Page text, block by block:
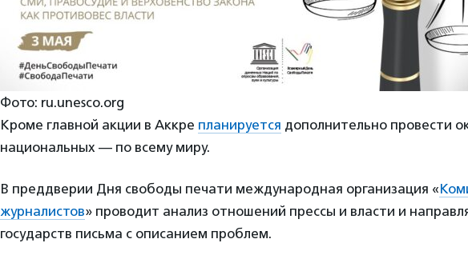
Фото: ru.unesco.org
Кроме главной акции в Аккре планируется дополнительно провести
национальных — по всему миру.
В преддверии Дня свободы печати международная организация «
журналистов» проводит анализ отношений прессы и власти и
государств письма с описанием проблем.